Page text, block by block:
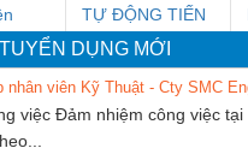
Thịnh
TỰ ĐỘNG TIẾN
HƯNG
DỤNG MỚI
nhân viên Kỹ Thuật - Cty SMC
việc Đảm nhiệm công việc